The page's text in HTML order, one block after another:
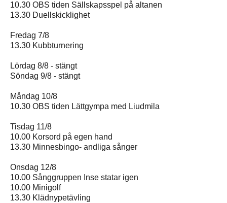
10.30 OBS tiden Sällskapsspel på altanen
13.30 Duellskicklighet
Fredag 7/8
13.30 Kubbturnering
Lördag 8/8 - stängt
Söndag 9/8 - stängt
Måndag 10/8
10.30 OBS tiden Lättgympa med Liudmila
Tisdag 11/8
10.00 Korsord på egen hand
13.30 Minnesbingo- andliga sånger
Onsdag 12/8
10.00 Sånggruppen Inse statar igen
10.00 Minigolf
13.30 Klädnypetävling